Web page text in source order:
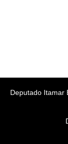
Deputado Itamar